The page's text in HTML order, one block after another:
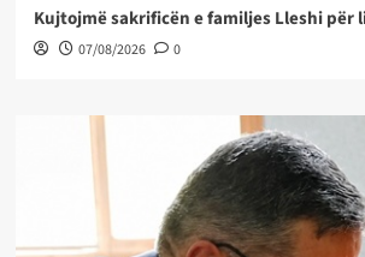
Kujtojmë sakrificën e familjes Lleshi për
07/08/2026 0